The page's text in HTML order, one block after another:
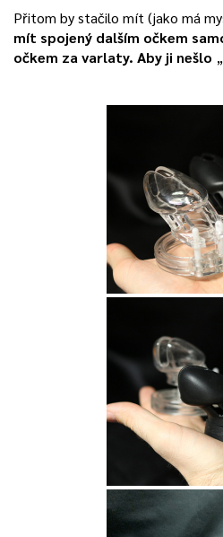
Přitom by stačilo mít (jako má
mít spojený dalším očkem
očkem za varlaty. Aby ji nešlo